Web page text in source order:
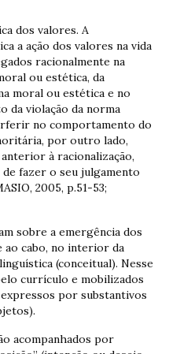
dos valores. A
a ação dos valores na vida
racionalmente na
ou estética, da
moral ou estética e no
da violação da norma
no comportamento do
por outro lado,
à racionalização,
fazer o seu julgamento
2005, p.51-53;
sobre a emergência dos
ao cabo, no interior da
(conceitual). Nesse
currículo e mobilizados
por substantivos
acompanhados por